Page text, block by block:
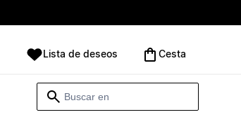
Lista de deseos Cesta